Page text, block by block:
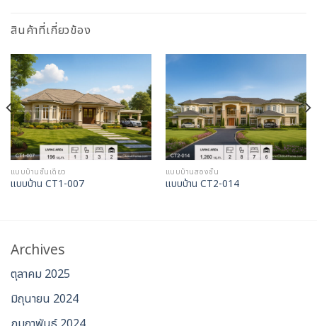
สินค้าที่เกี่ยวข้อง
แบบบ้านชั้นเดียว
แบบบ้าน CT1-007
แบบบ้านสองชั้น
แบบบ้าน CT2-014
Archives
ตุลาคม 2025
มิถุนายน 2024